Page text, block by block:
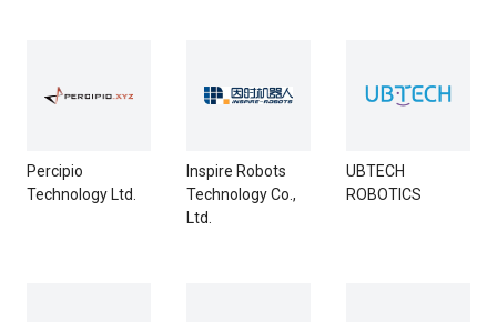
Percipio
Technology Ltd.
Inspire Robots
Technology Co.,
Ltd.
UBTECH
ROBOTICS